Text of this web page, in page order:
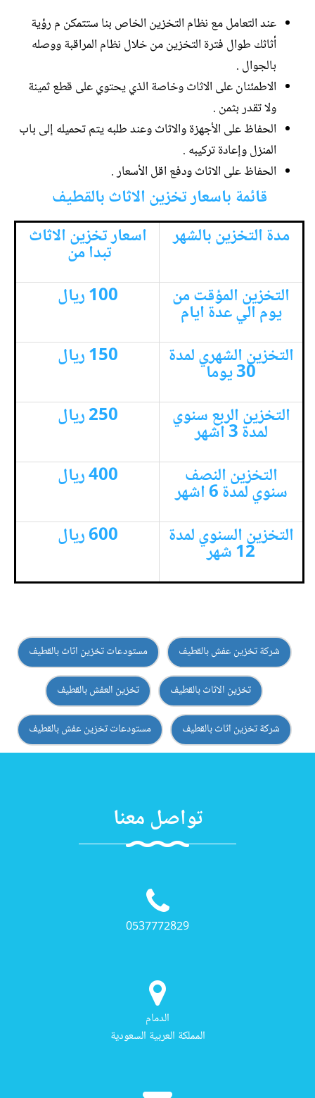
عند التعامل مع نظام التخزين الخاص بنا ستتمكن م رؤية
أثاثك طوال فترة التخزين من خلال نظام المراقبة ووصله
بالجوال .
الاطمئنان على الاثاث وخاصة الذي يحتوي على قطع ثمينة
ولا تقدر بثمن .
الحفاظ على الأجهزة والاثاث وعند طلبه يتم تحميله إلى باب
المنزل وإعادة تركيبه .
الحفاظ على الاثاث ودفع اقل الأسعار .
قائمة باسعار تخزين الاثاث بالقطيف
مدة التخزين بالشهر
اسعار تخزين الاثاث
تبدا من
التخزين المؤقت من
يوم الي عدة ايام
100 ريال
التخزين الشهري لمدة
30 يوما
150 ريال
التخزين الربع سنوي
لمدة 3 اشهر
250 ريال
التخزين النصف
سنوي لمدة 6 اشهر
400 ريال
التخزين السنوي لمدة
12 شهر
600 ريال
شركة تخزين عفش بالقطيف مستودعات تخزين اثاث بالقطيف
تخزين الاثاث بالقطيف تخزين العفش بالقطيف
شركة تخزين اثاث بالقطيف مستودعات تخزين عفش بالقطيف
تواصل معنا
0537772829
الدمام
المملكة العربية السعودية